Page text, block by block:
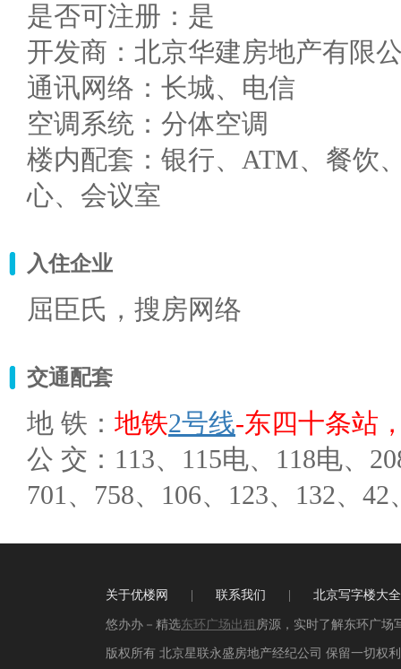
是否可注册：是
开发商：北京华建房地产有限
通讯网络：长城、电信
空调系统：分体空调
楼内配套：银行、ATM、餐饮
心、会议室
入住企业
屈臣氏，搜房网络
交通配套
地 铁： 地铁2号线-东四十条站
公 交：113、115电、118电、
701、758、106、123、132、
关于优楼网 联系我们 北京写字楼大全
悠办办－精选东环广场出租 房源，实时了解东环广场
版权所有 北京星联永盛房地产经纪公司 保留一切权